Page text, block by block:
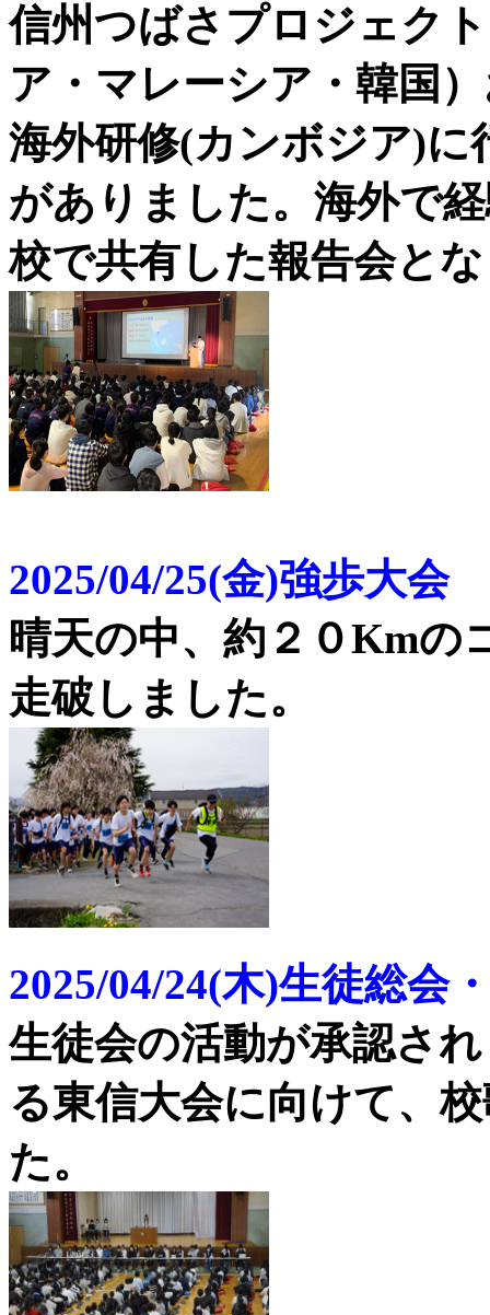
信州つばさプロジェク
ア・マレーシア・韓国
海外研修(カンボジア)に
がありました。海外で
校で共有した報告会と
2025/04/25(金)強歩大会
晴天の中、約２０Kmの
走破しました。
2025/04/24(木)生徒総会
生徒会の活動が承認さ
る東信大会に向けて、
た。